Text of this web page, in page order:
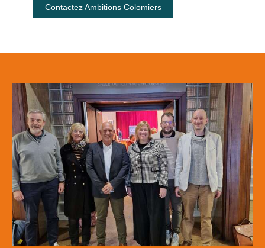
Contactez Ambitions Colomiers